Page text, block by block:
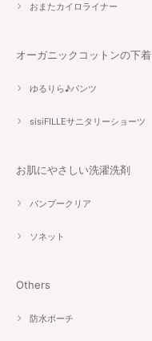
おまたカイロライナー
オーガニックコットンの下着
ゆるりら♪パンツ
sisiFILLEサニタリーショーツ
お肌にやさしい洗濯洗剤
バンブークリア
ソネット
Others
防水ポーチ